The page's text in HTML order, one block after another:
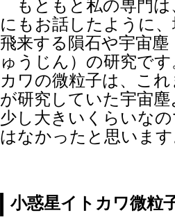
もともと私の専門は
にもお話したように
飛来する隕石や宇宙塵
ゅうじん）の研究で
カワの微粒子は、こ
が研究していた宇宙
少し大きいくらいな
はなかったと思いま
小惑星イトカワ微粒